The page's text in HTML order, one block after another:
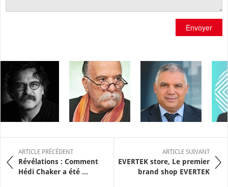
Envoyer
ARTICLE PRÉCÉDENT
Révélations : Comment
Hédi Chaker a été ...
ARTICLE SUIVANT
EVERTEK store, Le premier
brand shop EVERTEK